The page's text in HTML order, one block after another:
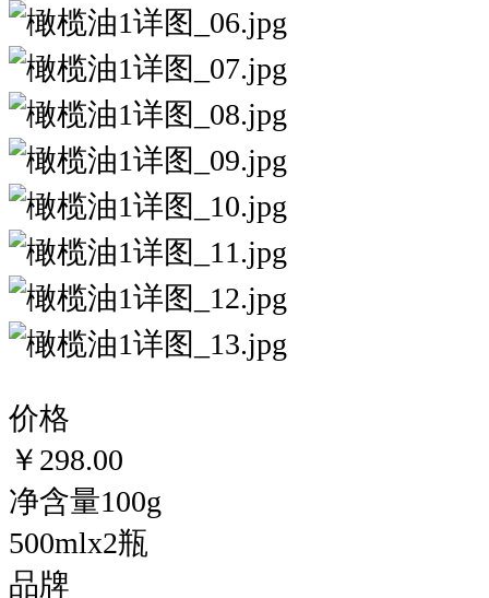
价格
￥298.00
净含量100g
500mlx2瓶
品牌